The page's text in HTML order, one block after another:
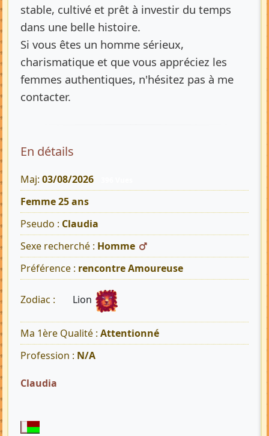
stable, cultivé et prêt à investir du temps
dans une belle histoire.
Si vous êtes un homme sérieux,
charismatique et que vous appréciez les
femmes authentiques, n'hésitez pas à me
contacter.
En détails
Maj: 03/08/2026
Femme 25 ans
Pseudo : Claudia
Sexe recherché : Homme
Préférence : rencontre Amoureuse
Zodiac : Lion
Ma 1ère Qualité : Attentionné
Profession : N/A
Claudia